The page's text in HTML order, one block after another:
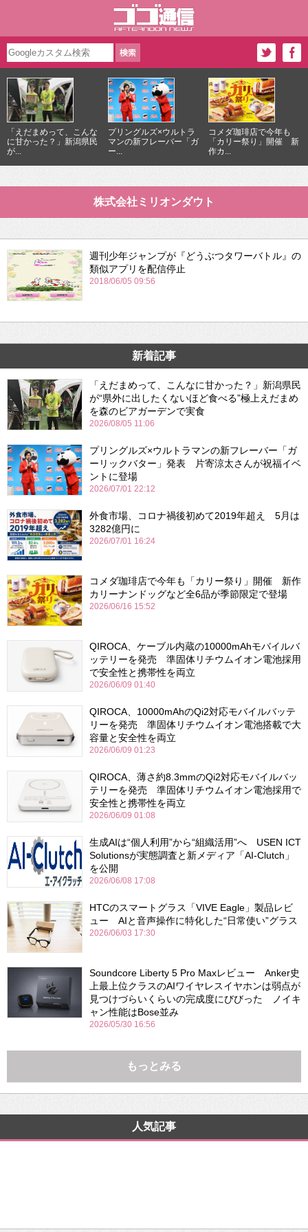
「えだまめって、こんな
に甘かった？」新潟県民
が...
プリングルズ×ウルトラ
マンの新フレーバー「ガ
ー...
コメダ珈琲店で今年も
「カリー祭り」開催 新
作カ...
株式会社ミリオンダウト
週刊少年ジャンプが『どうぶつタワーバトル』の
類似アプリを配信停止
2018/06/05 09:56
新着記事
「えだまめって、こんなに甘かった？」新潟県民
が“県外に出したくないほど食べる”極上えだまめ
を森のビアガーデンで実食
2026/08/05 11:06
プリングルズ×ウルトラマンの新フレーバー「ガ
ーリックバター」発表 片寄涼太さんが祝福イベ
ントに登場
2026/07/01 22:12
外食市場、コロナ禍後初めて2019年超え 5月は
3282億円に
2026/07/01 16:24
コメダ珈琲店で今年も「カリー祭り」開催 新作
カリーナンドッグなど全6品が季節限定で登場
2026/06/16 15:52
QIROCA、ケーブル内蔵の10000mAhモバイルバ
ッテリーを発売 準固体リチウムイオン電池採用
で安全性と携帯性を両立
2026/06/09 01:40
QIROCA、10000mAhのQi2対応モバイルバッテ
リーを発売 準固体リチウムイオン電池搭載で大
容量と安全性を両立
2026/06/09 01:23
QIROCA、薄さ約8.3mmのQi2対応モバイルバッ
テリーを発売 準固体リチウムイオン電池採用で
安全性と携帯性を両立
2026/06/09 01:08
生成AIは“個人利用”から“組織活用”へ USEN ICT
Solutionsが実態調査と新メディア「AI-Clutch」
を公開
2026/06/08 17:08
HTCのスマートグラス「VIVE Eagle」製品レビ
ュー AIと音声操作に特化した“日常使い”グラス
2026/06/03 17:30
Soundcore Liberty 5 Pro Maxレビュー Anker史
上最上位クラスのAIワイヤレスイヤホンは弱点が
見つけづらいくらいの完成度にびびった ノイキ
ャン性能はBose並み
2026/05/30 16:56
もっとみる
人気記事